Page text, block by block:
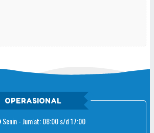
OPERASIONAL
Senin - Jum'at: 08:00 s/d 17:00